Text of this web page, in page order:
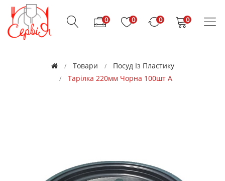
0 0 0 0
Товари
Посуд Із Пластику
Тарілка 220мм Чорна 100шт А